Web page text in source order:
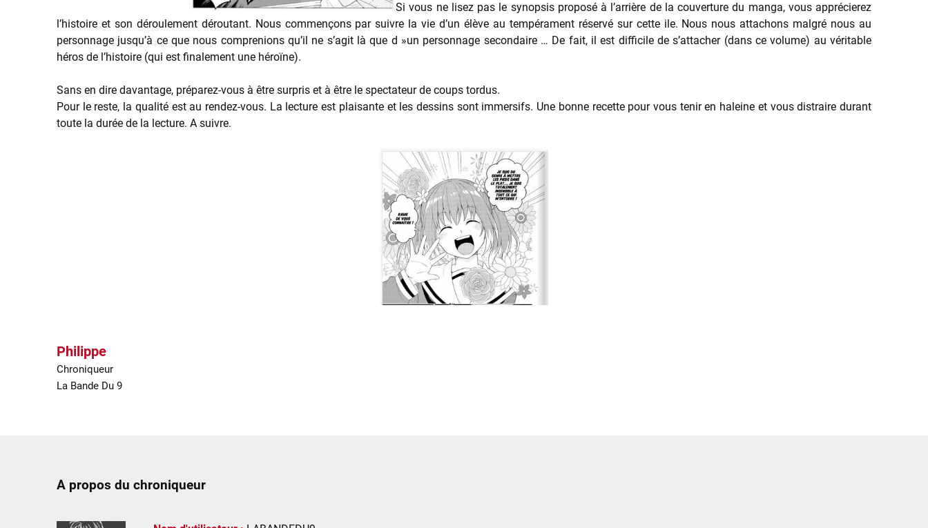
Si vous ne lisez pas le synopsis proposé à l’arrière de la couverture du manga, vous apprécierez
l’histoire et son déroulement déroutant. Nous commençons par suivre la vie d’un élève au tempérament réservé sur cette ile. Nous nous attachons malgré nous au
personnage jusqu’à ce que nous comprenions qu’il ne s’agit là que d »un personnage secondaire … De fait, il est difficile de s’attacher (dans ce volume) au véritable
héros de l’histoire (qui est finalement une héroïne).
Sans en dire davantage, préparez-vous à être surpris et à être le spectateur de coups tordus.
Pour le reste, la qualité est au rendez-vous. La lecture est plaisante et les dessins sont immersifs. Une bonne recette pour vous tenir en haleine et vous distraire durant
toute la durée de la lecture. A suivre.
Philippe
Chroniqueur
La Bande Du 9
A propos du chroniqueur